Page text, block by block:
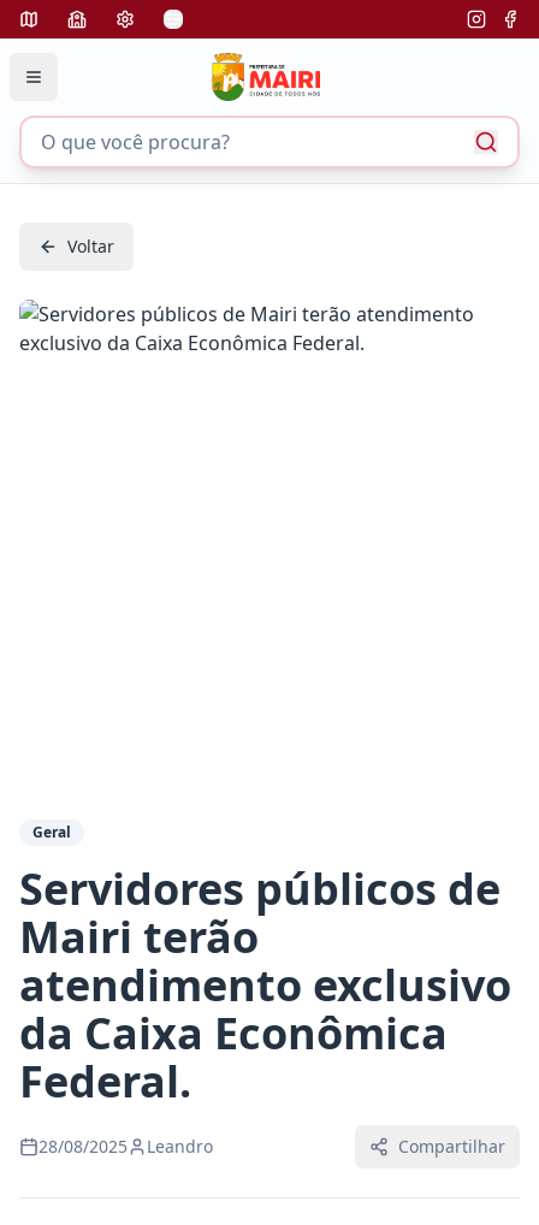
Voltar
Geral
Servidores públicos de
Mairi terão
atendimento exclusivo
da Caixa Econômica
Federal.
28/08/2025 Leandro Compartilhar